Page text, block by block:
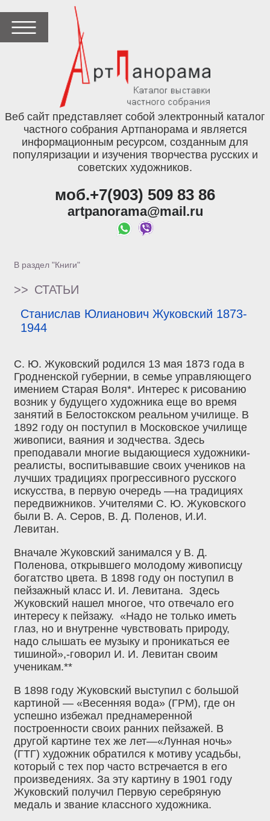
Веб сайт представляет собой электронный каталог
частного собрания Артпанорама и является
информационным ресурсом, созданным для
популяризации и изучения творчества русских и
советских художников.
моб.+7(903) 509 83 86
artpanorama@mail.ru
В раздел "Книги"
>> СТАТЬИ
Станислав Юлианович Жуковский 1873-
1944
С. Ю. Жуковский родился 13 мая 1873 года в
Гродненской губернии, в семье управляющего
имением Старая Воля*. Интерес к рисованию
возник у будущего художника еще во время
занятий в Белостокском реальном училище. В
1892 году он поступил в Московское училище
живописи, ваяния и зодчества. Здесь
преподавали многие выдающиеся художники-
реалисты, воспитывавшие своих учеников на
лучших традициях прогрессивного русского
искусства, в первую очередь —на традициях
передвижников. Учителями С. Ю. Жуковского
были В. А. Серов, В. Д. Поленов, И.И.
Левитан.
Вначале Жуковский занимался у В. Д.
Поленова, открывшего молодому живописцу
богатство цвета. В 1898 году он поступил в
пейзажный класс И. И. Левитана. Здесь
Жуковский нашел многое, что отвечало его
интересу к пейзажу. «Надо не только иметь
глаз, но и внутренне чувствовать природу,
надо слышать ее музыку и проникаться ее
тишиной»,-говорил И. И. Левитан своим
ученикам.**
В 1898 году Жуковский выступил с большой
картиной — «Весенняя вода» (ГРМ), где он
успешно избежал преднамеренной
построенности своих ранних пейзажей. В
другой картине тех же лет—«Лунная ночь»
(ГТГ) художник обратился к мотиву усадьбы,
который с тех пор часто встречается в его
произведениях. За эту картину в 1901 году
Жуковский получил Первую серебряную
медаль и звание классного художника.